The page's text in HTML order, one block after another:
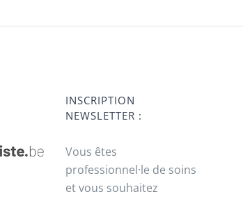
INSCRIPTION
NEWSLETTER :
Vous êtes
professionnel·le de soins
et vous souhaitez